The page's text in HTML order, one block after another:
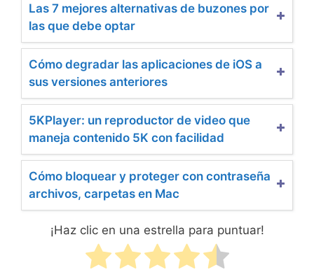
Las 7 mejores alternativas de buzones por
las que debe optar
Cómo degradar las aplicaciones de iOS a
sus versiones anteriores
5KPlayer: un reproductor de video que
maneja contenido 5K con facilidad
Cómo bloquear y proteger con contraseña
archivos, carpetas en Mac
¡Haz clic en una estrella para puntuar!